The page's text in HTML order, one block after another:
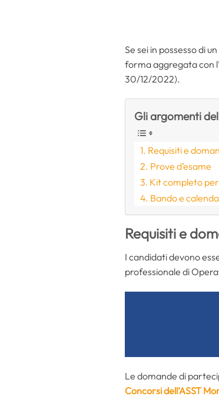
Se sei in possesso di
forma aggregata con l’
30/12/2022).
Gli argomenti
Requisiti e
Prove d’esame
Kit completo
Bando e
Requisiti e
I candidati devono
professionale di
Le domande di
Concorsi dell’ASST